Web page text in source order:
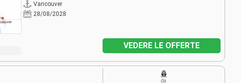
Vancouver
28/08/2028
VEDERE LE OFFERTE
da